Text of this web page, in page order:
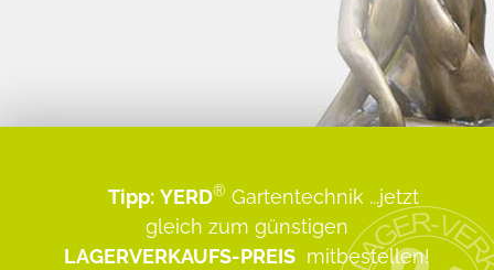
Tipp: YERD® Gartentechnik ...jetzt
gleich zum günstigen
LAGERVERKAUFS-PREIS mitbestellen!